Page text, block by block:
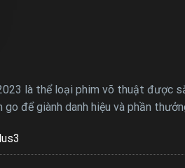
là thể loại phim võ thuật được
để giành danh hiệu và phần